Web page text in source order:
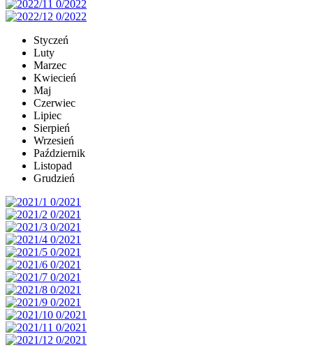
Styczeń
Luty
Marzec
Kwiecień
Maj
Czerwiec
Lipiec
Sierpień
Wrzesień
Październik
Listopad
Grudzień